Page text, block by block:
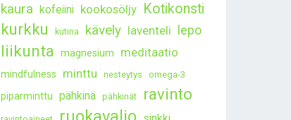
kaura kofeiini kookosöljy Kotikonsti
kurkku kutina kävely laventeli lepo
liikunta magnesium meditaatio
mindfulness minttu nesteytys omega-3
piparminttu pähkinä pähkinät ravinto